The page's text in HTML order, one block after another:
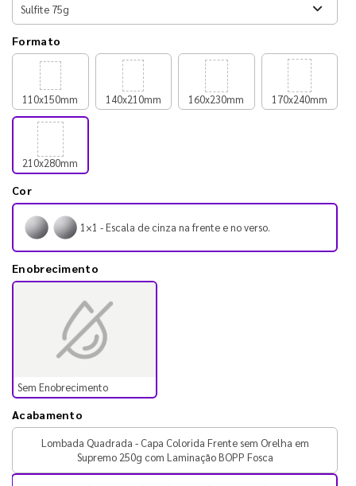
Formato
110x150mm 140x210mm 160x230mm 170x240mm
210x280mm
Cor
1×1 - Escala de cinza na frente e no verso.
Enobrecimento
Sem Enobrecimento
Acabamento
Lombada Quadrada - Capa Colorida Frente sem Orelha em
Supremo 250g com Laminação BOPP Fosca